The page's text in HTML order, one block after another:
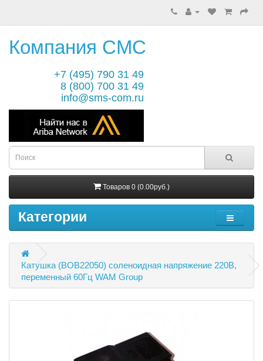
Компания СМС
+7 (495) 790 31 49
8 (800) 700 31 49
info@sms-com.ru
Товаров 0 (0.00руб.)
Категории
Катушка (BOB22050) соленоидная напряжение 220В,
переменный 60Гц WAM Group